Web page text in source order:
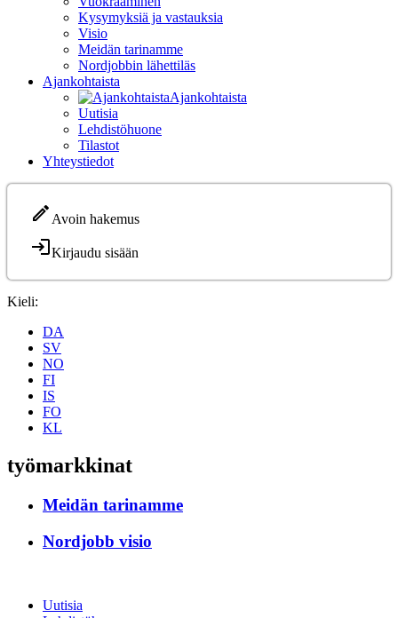
Kysymyksiä ja vastauksia
Visio
Meidän tarinamme
Nordjobbin lähettiläs
Ajankohtaista
Ajankohtaista
Uutisia
Lehdistöhuone
Tilastot
Yhteystiedot
Avoin hakemus
Kirjaudu sisään
Kieli:
DA
SV
NO
FI
IS
FO
KL
työmarkkinat
Meidän tarinamme
Nordjobb visio
Uutisia